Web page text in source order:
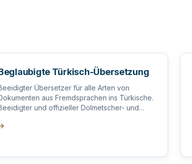
Türkisch-Übersetzung
Übersetzer für alle Arten von
aus Fremdsprachen ins Türkische.
und offizieller Dolmetscher- und